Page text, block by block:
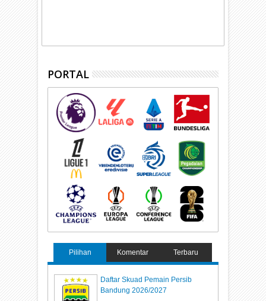
PORTAL
Pilihan Komentar Terbaru
Daftar Skuad Pemain Persib
Bandung 2026/2027